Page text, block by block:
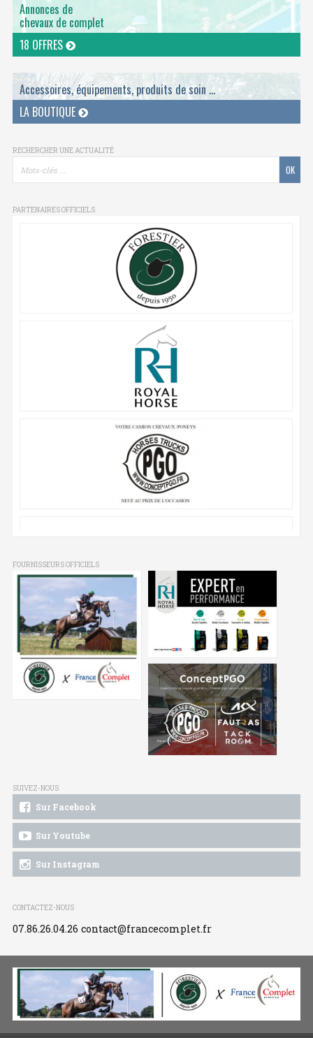
Annonces de
chevaux de complet
18 OFFRES
Accessoires, équipements, produits de soin ...
LA BOUTIQUE
RECHERCHER UNE ACTUALITÉ
PARTENAIRES OFFICIELS
FOURNISSEURS OFFICIELS
SUIVEZ-NOUS
Sur Facebook
Sur Youtube
Sur Instagram
CONTACTEZ-NOUS
07.86.26.04.26 contact@francecomplet.fr